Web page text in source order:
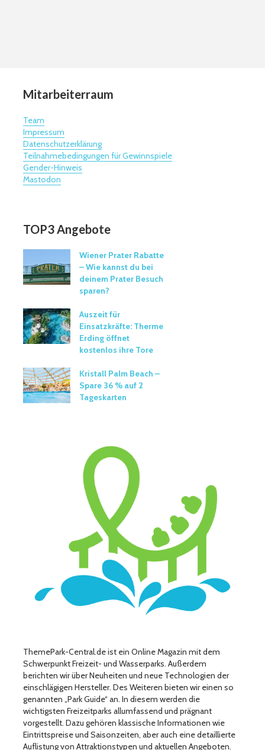
Mitarbeiterraum
Team
Impressum
Datenschutzerklärung
Teilnahmebedingungen für Gewinnspiele
Gender-Hinweis
Mastodon
TOP3 Angebote
Wiener Prater Rabatte
– Wie kannst du bei
deinem Prater Besuch
sparen?
Auszeit für
Einsatzkräfte: Therme
Erding öffnet
kostenlos ihre Tore
Kristall Palm Beach –
Spare 36 % auf 2
Tageskarten
ThemePark-Central.de ist ein Online Magazin mit dem
Schwerpunkt Freizeit- und Wasserparks. Außerdem
berichten wir über Neuheiten und neue Technologien der
einschlägigen Hersteller. Des Weiteren bieten wir einen so
genannten „Park Guide“ an. In diesem werden die
wichtigsten Freizeitparks allumfassend und prägnant
vorgestellt. Dazu gehören klassische Informationen wie
Eintrittspreise und Saisonzeiten, aber auch eine detaillierte
Auflistung von Attraktionstypen und aktuellen Angeboten.